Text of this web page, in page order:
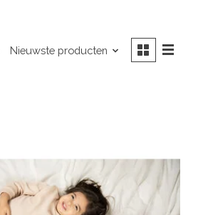
Nieuwste producten